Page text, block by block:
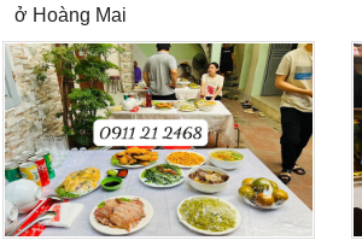
ở Hoàng Mai